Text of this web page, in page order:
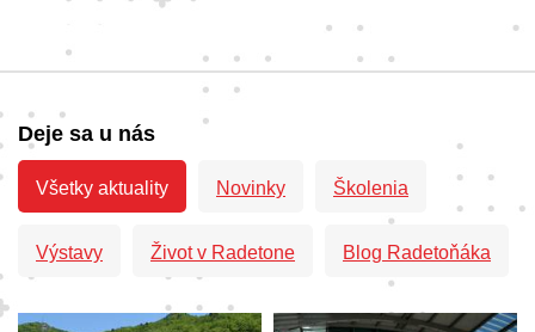
Deje sa u nás
Všetky aktuality Novinky Školenia
Výstavy Život v Radetone Blog Radetoňáka